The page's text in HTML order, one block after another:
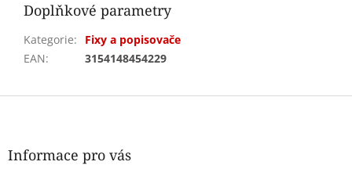
Doplňkové parametry
Kategorie:
Fixy a popisovače
EAN: 3154148454229
Z
Informace pro vás